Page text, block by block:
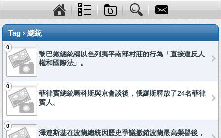
Tag › 總統
0
黎巴嫩總統稱以色列夷平南部村莊的行為「直接違反人
權和國際法」。
0
菲律賓總統馬科斯與京會談後，俄羅斯釋放了24名菲律
賓人。
0
澤連斯基在波蘭總統因歷史爭議撤銷波蘭最高榮譽後，